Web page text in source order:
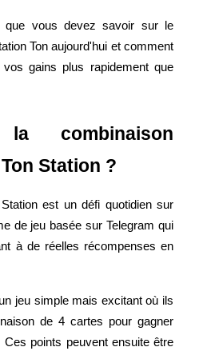
forex, métaux précieux et matières
comme garantie
que vous devez savoir sur le
Ton aujourd'hui et comment
gains plus rapidement que
combinaison
Station ?
est un défi quotidien sur
de jeu basée sur Telegram qui
à de réelles récompenses en
jeu simple mais excitant où ils
de 4 cartes pour gagner
points peuvent ensuite être